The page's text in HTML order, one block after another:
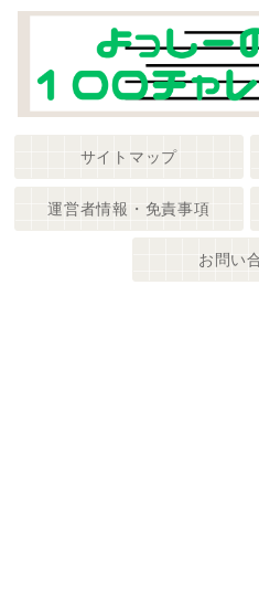
サイトマップ
運営者情報・免責事項
お問い